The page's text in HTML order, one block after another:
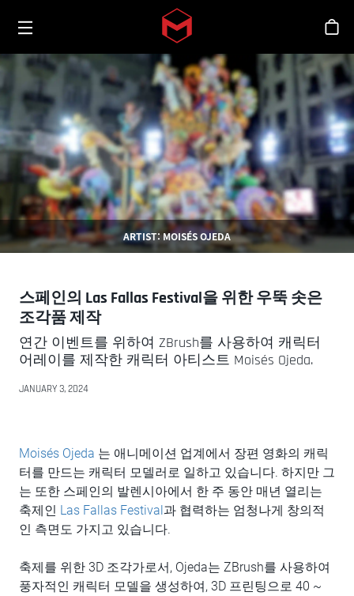
Skip to main content
Toggle menu
스
ARTIST: MOISÉS OJEDA
스페인의 Las Fallas Festival을 위한 우뚝 솟은
조각품 제작
연간 이벤트를 위하여 ZBrush를 사용하여 캐릭터
어레이를 제작한 캐릭터 아티스트 Moisés Ojeda.
JANUARY 3, 2024
Moisés Ojeda 는 애니메이션 업계에서 장편 영화의 캐릭
터를 만드는 캐릭터 모델러로 일하고 있습니다. 하지만 그
는 또한 스페인의 발렌시아에서 한 주 동안 매년 열리는
축제인 Las Fallas Festival과 협력하는 엄청나게 창의적
인 측면도 가지고 있습니다.
축제를 위한 3D 조각가로서, Ojeda는 ZBrush를 사용하여
풍자적인 캐릭터 모델을 생성하여, 3D 프린팅으로 40 ~